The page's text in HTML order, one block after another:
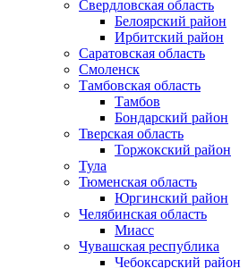
Свердловская область
Белоярский район
Ирбитский район
Саратовская область
Смоленск
Тамбовская область
Тамбов
Бондарский район
Тверская область
Торжокский район
Тула
Тюменская область
Юргинский район
Челябинская область
Миасс
Чувашская республика
Чебоксарский район